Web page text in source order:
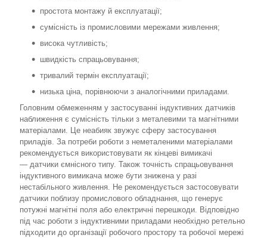
простота монтажу й експлуатації;
сумісність із промисловими мережами живлення;
висока чутливість;
швидкість спрацьовування;
тривалий термін експлуатації;
низька ціна, порівнюючи з аналогічними приладами.
Головним обмеженням у застосуванні індуктивних датчиків
наближення є сумісність тільки з металевими та магнітними
матеріалами. Це неабияк звужує сферу застосування
приладів. За потреби роботи з неметаленими матеріалами
рекомендується використовувати як кінцеві вимикачі
— датчики ємнісного типу. Також точність спрацьовування
індуктивного вимикача може бути знижена у разі
нестабільного живлення. Не рекомендується застосовувати
датчики поблизу промислового обладнання, що генерує
потужні магнітні поля або електричні перешкоди. Відповідно
під час роботи з індуктивними приладами необхідно ретельно
підходити до організації робочого простору та робочої мережі